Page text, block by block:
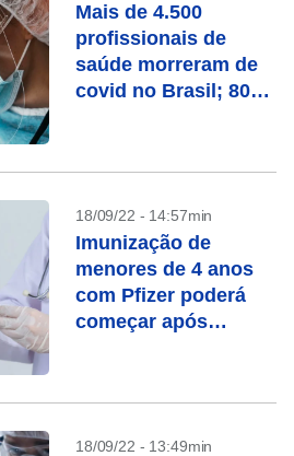
Mais de 4.500
profissionais de
saúde morreram de
covid no Brasil; 80%
18/09/22 - 14:57min
Imunização de
menores de 4 anos
com Pfizer poderá
começar após
ministério
18/09/22 - 13:49min